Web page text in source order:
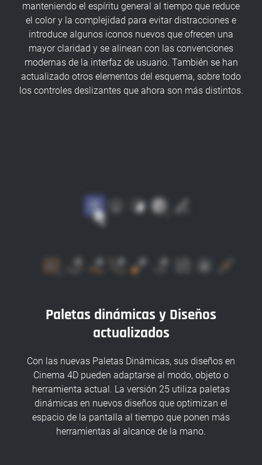
manteniendo el espíritu general al tiempo que reduce
el color y la complejidad para evitar distracciones e
introduce algunos iconos nuevos que ofrecen una
mayor claridad y se alinean con las convenciones
modernas de la interfaz de usuario. También se han
actualizado otros elementos del esquema, sobre todo
los controles deslizantes que ahora son más distintos.
Paletas dinámicas y Diseños
actualizados
Con las nuevas Paletas Dinámicas, sus diseños en
Cinema 4D pueden adaptarse al modo, objeto o
herramienta actual. La versión 25 utiliza paletas
dinámicas en nuevos diseños que optimizan el
espacio de la pantalla al tiempo que ponen más
herramientas al alcance de la mano.